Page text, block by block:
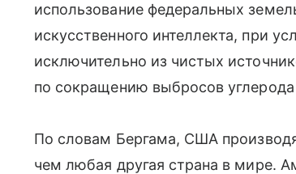
использование федеральных
искусственного интеллекта, при
исключительно из чистых
по сокращению выбросов
По словам Бергама, США
чем любая другая страна в мире.